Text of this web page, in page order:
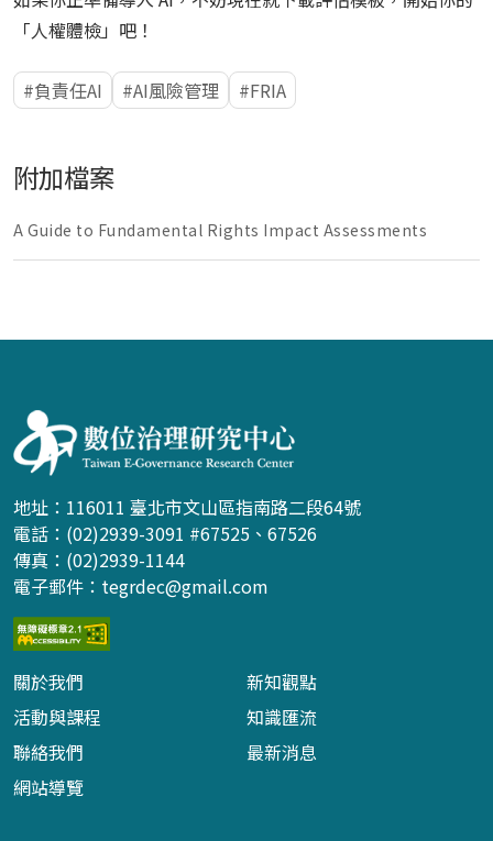
「人權體檢」吧！
負責任AI AI風險管理 FRIA
附加檔案
A Guide to Fundamental Rights Impact Assessments
地址：116011 臺北市文山區指南路二段64號
電話：(02)2939-3091 #67525、67526
傳真：(02)2939-1144
電子郵件： tegrdec@gmail.com
關於我們
新知觀點
活動與課程
知識匯流
聯絡我們
最新消息
網站導覽